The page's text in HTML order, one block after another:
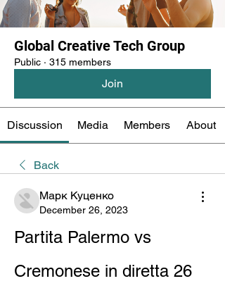
Global Creative Tech Group
Public · 315 members
Join
Discussion Media Members About
Back
Марк Куценко
December 26, 2023
Partita Palermo vs
Cremonese in diretta 26